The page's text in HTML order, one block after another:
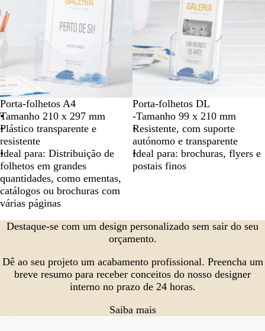
Porta-folhetos A4
Tamanho 210 x 297 mm
Plástico transparente e
resistente
Ideal para: Distribuição de
folhetos em grandes
quantidades, como ementas,
catálogos ou brochuras com
várias páginas
Porta-folhetos DL
-Tamanho 99 x 210 mm
Resistente, com suporte
autónomo e transparente
Ideal para: brochuras, flyers e
postais finos
Destaque-se com um design personalizado sem sair do seu
orçamento.
Dê ao seu projeto um acabamento profissional. Preencha um
breve resumo para receber conceitos do nosso designer
interno no prazo de 24 horas.
Saiba mais